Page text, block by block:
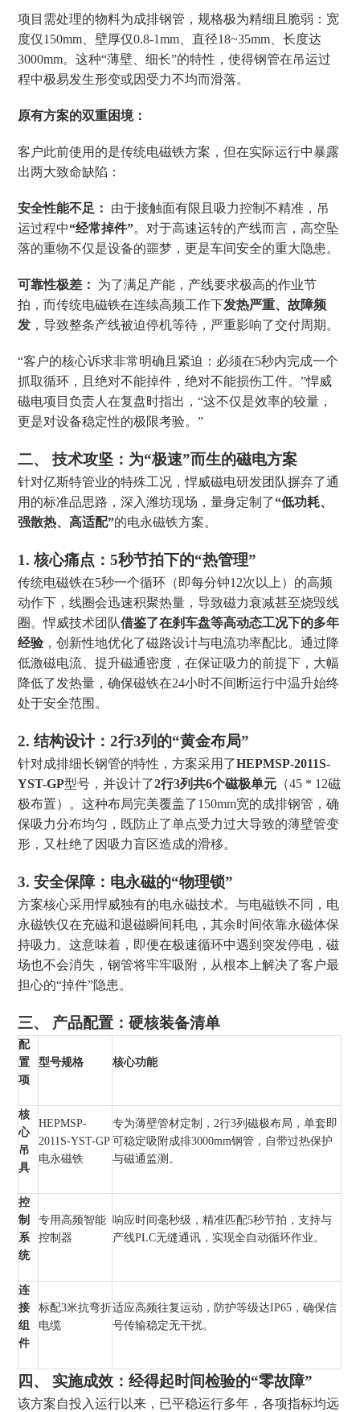
项目需处理的物料为成排钢管，规格极为精细且脆弱：宽
度仅150mm、壁厚仅0.8-1mm、直径18~35mm、长度达
3000mm。这种“薄壁、细长”的特性，使得钢管在吊运过
程中极易发生形变或因受力不均而滑落。
原有方案的双重困境：
客户此前使用的是传统电磁铁方案，但在实际运行中暴露
出两大致命缺陷：
安全性能不足：
由于接触面有限且吸力控制不精准，吊
运过程中“经常掉件”。对于高速运转的产线而言，高空坠
落的重物不仅是设备的噩梦，更是车间安全的重大隐患。
可靠性极差：
为了满足产能，产线要求极高的作业节
拍，而传统电磁铁在连续高频工作下发热严重、故障频
发 ，导致整条产线被迫停机等待，严重影响了交付周期。
“客户的核心诉求非常明确且紧迫：必须在5秒内完成一个
抓取循环，且绝对不能掉件，绝对不能损伤工件。”悍威
磁电项目负责人在复盘时指出，“这不仅是效率的较量，
更是对设备稳定性的极限考验。”
二、 技术攻坚：为“极速”而生的磁电方案
针对亿斯特管业的特殊工况，悍威磁电研发团队摒弃了通
用的标准品思路，深入潍坊现场，量身定制了“低功耗、
强散热、高适配”的电永磁铁方案。
1. 核心痛点：5秒节拍下的“热管理”
传统电磁铁在5秒一个循环（即每分钟12次以上）的高频
动作下，线圈会迅速积聚热量，导致磁力衰减甚至烧毁线
圈。悍威技术团队借鉴了在刹车盘等高动态工况下的多年
经验 ，创新性地优化了磁路设计与电流功率配比。通过降
低激磁电流、提升磁通密度，在保证吸力的前提下，大幅
降低了发热量，确保磁铁在24小时不间断运行中温升始终
处于安全范围。
2. 结构设计：2行3列的“黄金布局”
针对成排细长钢管的特性，方案采用了HEPMSP-2011S-
YST-GP型号，并设计了2行3列共6个磁极单元 （45 * 12磁
极布置）。这种布局完美覆盖了150mm宽的成排钢管，确
保吸力分布均匀，既防止了单点受力过大导致的薄壁管变
形，又杜绝了因吸力盲区造成的滑移。
3. 安全保障：电永磁的“物理锁”
方案核心采用悍威独有的电永磁技术。与电磁铁不同，电
永磁铁仅在充磁和退磁瞬间耗电，其余时间依靠永磁体保
持吸力。这意味着，即便在极速循环中遇到突发停电，磁
场也不会消失，钢管将牢牢吸附，从根本上解决了客户最
担心的“掉件”隐患。
三、 产品配置：硬核装备清单
配
置
项
型号规格 核心功能
核
心
吊
具
HEPMSP-
2011S-YST-GP
电永磁铁
专为薄壁管材定制，2行3列磁极布局，单套即
可稳定吸附成排3000mm钢管，自带过热保护
与磁通监测。
控
制
系
统
专用高频智能
控制器
响应时间毫秒级，精准匹配5秒节拍，支持与
产线PLC无缝通讯，实现全自动循环作业。
连
接
组
件
标配3米抗弯折
电缆
适应高频往复运动，防护等级达IP65，确保信
号传输稳定无干扰。
四、 实施成效：经得起时间检验的“零故障”
该方案自投入运行以来，已平稳运行多年，各项指标均远